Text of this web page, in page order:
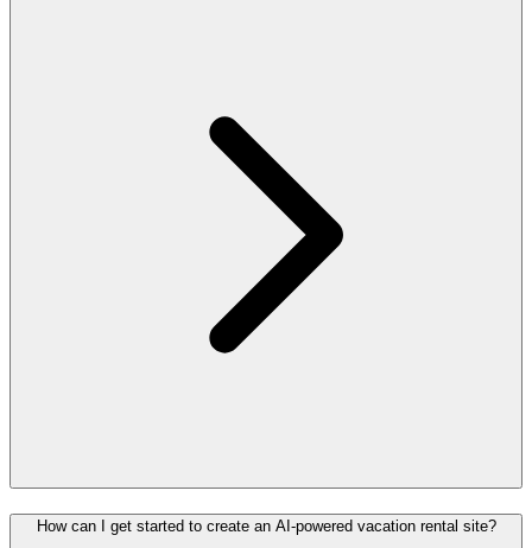
How can I get started to create an AI-powered vacation rental site?